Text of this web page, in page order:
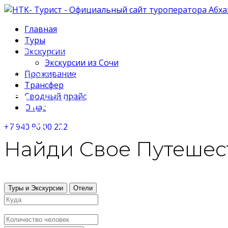
Главная
Туры
Экскурсии
Экскурсии из Сочи
Проживание
Трансфер
Сводный прайс
О нас
+7 940 96 00 222
ЭКСКУРСИЯ ОЗЕРО РИЦА
ПАЛОМНИЧЕСКИЙ ТУР
По Святым
ЭКСКУРСИЯ К ВОДОПАДАМ
Путешествие
ЭКО ТУР
В гостях у
Найди Свое
Туры и Экскурсии Отели